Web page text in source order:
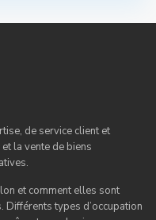
de service client et
la vente de biens
et comment elles sont
Différents types d’occupation